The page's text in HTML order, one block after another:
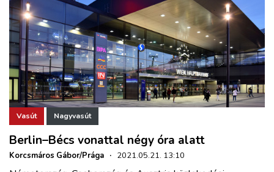
Vasút Nagyvasút
Berlin–Bécs vonattal négy óra alatt
Korcsmáros Gábor/Prága · 2021.05.21. 13:10